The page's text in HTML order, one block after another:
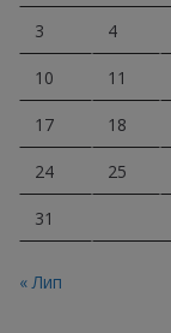
3 4
10 11
17 18
24 25
31
« Лип